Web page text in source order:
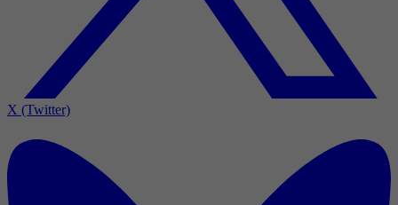
X (Twitter)